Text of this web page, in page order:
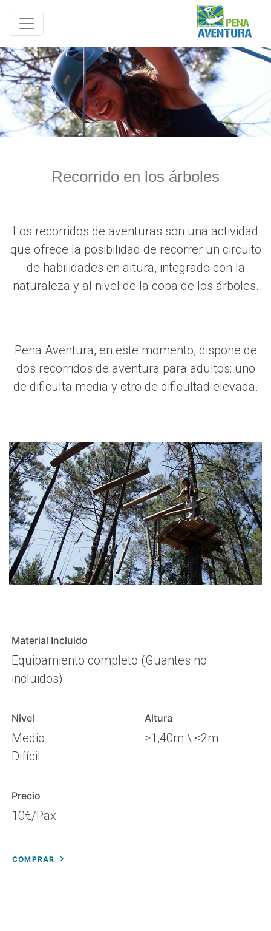
Recorrido en los árboles
Los recorridos de aventuras son una actividad
que ofrece la posibilidad de recorrer un circuito
de habilidades en altura, integrado con la
naturaleza y al nivel de la copa de los árboles.
Pena Aventura, en este momento, dispone de
dos recorridos de aventura para adultos: uno
de dificulta media y otro de dificultad elevada.
Previous Next
Material Incluido
Equipamiento completo (Guantes no
incluidos)
Nivel
Medio
Difícil
Altura
≥1,40m \ ≤2m
Precio
10€/Pax
COMPRAR